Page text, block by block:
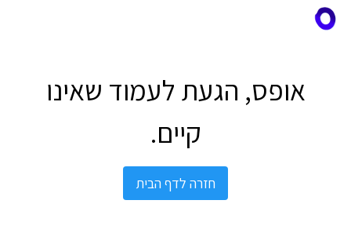
אופס, הגעת לעמוד שאינו
קיים.
חזרה לדף הבית